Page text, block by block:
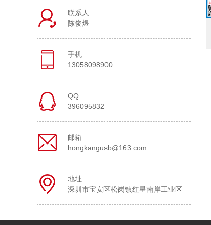
联系人
陈俊煜
手机
13058098900
QQ
396095832
邮箱
hongkangusb@163.com
地址
深圳市宝安区松岗镇红星南岸工业区